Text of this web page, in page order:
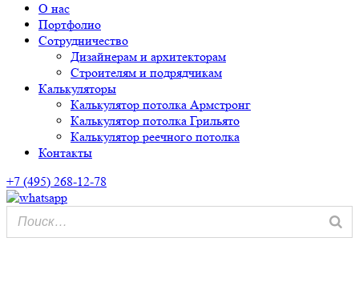
О нас
Портфолио
Сотрудничество
Дизайнерам и архитекторам
Строителям и подрядчикам
Калькуляторы
Калькулятор потолка Армстронг
Калькулятор потолка Грильято
Калькулятор реечного потолка
Контакты
+7 (495) 268-12-78